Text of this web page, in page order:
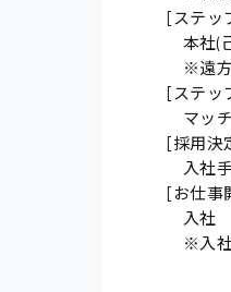
[ステッ
本社(
※遠方
[ステッ
マッ
[採用決
入社
[お仕事
入社
※入社